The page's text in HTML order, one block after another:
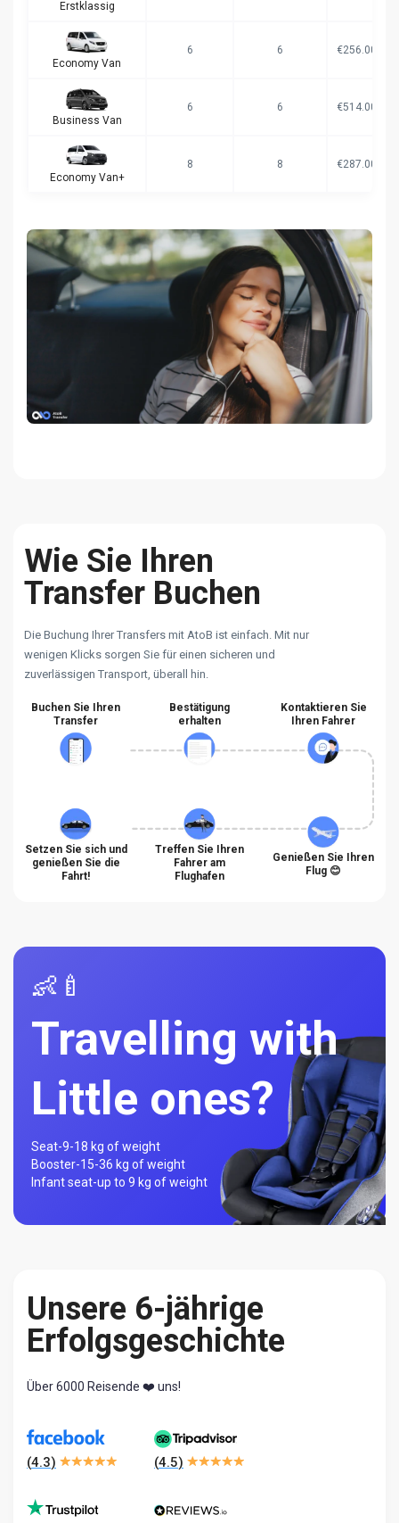
Erstklassig
Economy Van
6 6 €256.00
Business Van
6 6 €514.00
Economy Van+
8 8 €287.00
Wie Sie Ihren
Transfer Buchen
Die Buchung Ihrer Transfers mit AtoB ist einfach. Mit nur
wenigen Klicks sorgen Sie für einen sicheren und
zuverlässigen Transport, überall hin.
Buchen Sie Ihren
Transfer
Bestätigung
erhalten
Kontaktieren Sie
Ihren Fahrer
Setzen Sie sich und
genießen Sie die
Fahrt!
Treffen Sie Ihren
Fahrer am
Flughafen
Genießen Sie Ihren
Flug 😊
👶🍼
Travelling with
Little ones?
Seat-9-18 kg of weight
Booster-15-36 kg of weight
Infant seat-up to 9 kg of weight
Unsere 6-jährige
Erfolgsgeschichte
Über 6000 Reisende ❤️ uns!
(4.3) (4.5)